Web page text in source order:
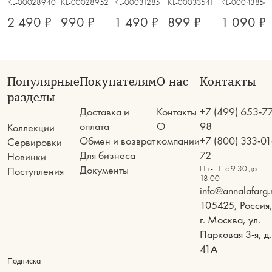
2 490 ₽ 990 ₽ 1 490 ₽ 899 ₽ 1 090 ₽
Популярные
разделы
Коллекции
Сервировки
Новинки
Поступления
Покупателям
Доставка и
оплата
Обмен и возврат
Для бизнеса
Документы
О нас
Контакты
О
компании
Контакты
+7 (499) 653-
98
+7 (800) 333-
72
Пн - Пт с 9:30 до
18:00
105425, Россия,
г. Москва, ул.
Парковая 3-я, д.
41А
Подписка